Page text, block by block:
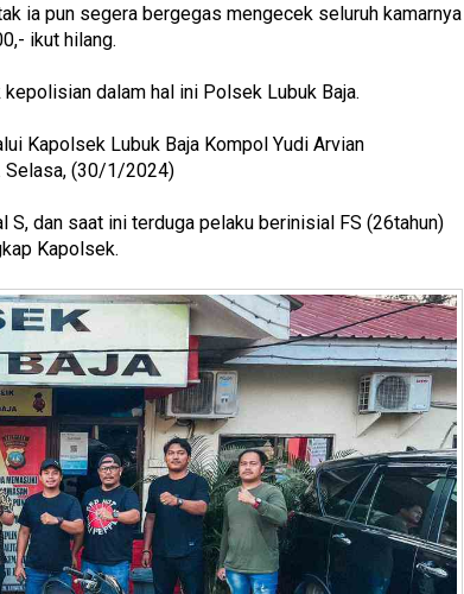
ia pun segera bergegas mengecek seluruh kamarnya
ikut hilang.
dalam hal ini Polsek Lubuk Baja.
Kapolsek Lubuk Baja Kompol Yudi Arvian
Selasa, (30/1/2024)
S, dan saat ini terduga pelaku berinisial FS (26tahun)
Kapolsek.